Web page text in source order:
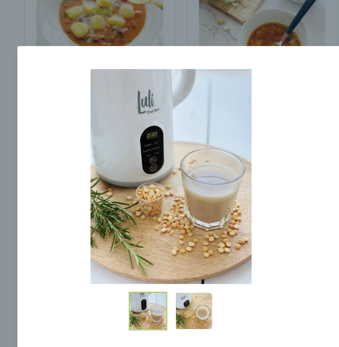
Zobraziť
Toskánska cícerová polievka
Vegetariánska fazuľová
polievka
Odber noviniek a akcií
Odoslaním registrácie na Newsletter súhlasím so spracovaním osobných
Ochrane osobných údajova súhlasím s nimi.